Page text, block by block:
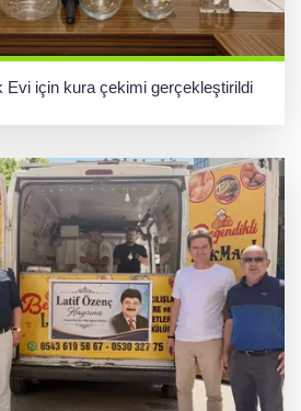
Evi için kura çekimi gerçekleştirildi